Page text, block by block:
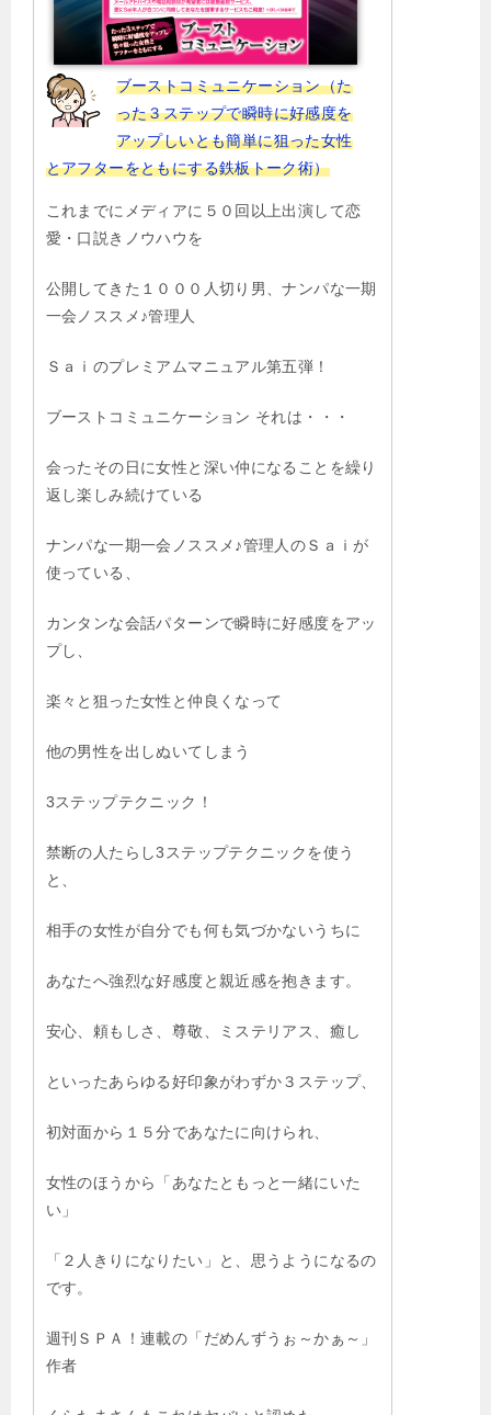
ブーストコミュニケーション（た
った３ステップで瞬時に好感度を
アップしいとも簡単に狙った女性
とアフターをともにする鉄板トーク術）
これまでにメディアに５０回以上出演して恋
愛・口説きノウハウを
公開してきた１０００人切り男、ナンパな一期
一会ノススメ♪管理人
Ｓａｉのプレミアムマニュアル第五弾！
ブーストコミュニケーション それは・・・
会ったその日に女性と深い仲になることを繰り
返し楽しみ続けている
ナンパな一期一会ノススメ♪管理人のＳａｉが
使っている、
カンタンな会話パターンで瞬時に好感度をアッ
プし、
楽々と狙った女性と仲良くなって
他の男性を出しぬいてしまう
3ステップテクニック！
禁断の人たらし3ステップテクニックを使う
と、
相手の女性が自分でも何も気づかないうちに
あなたへ強烈な好感度と親近感を抱きます。
安心、頼もしさ、尊敬、ミステリアス、癒し
といったあらゆる好印象がわずか３ステップ、
初対面から１５分であなたに向けられ、
女性のほうから「あなたともっと一緒にいた
い」
「２人きりになりたい」と、思うようになるの
です。
週刊ＳＰＡ！連載の「だめんずうぉ～かぁ～」
作者